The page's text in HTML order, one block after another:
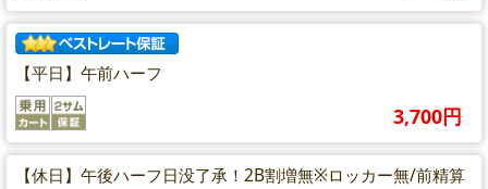
【平日】午前ハーフ
3,700円
【休日】午後ハーフ日没了承！2B割増無※ロッカー無/前精算